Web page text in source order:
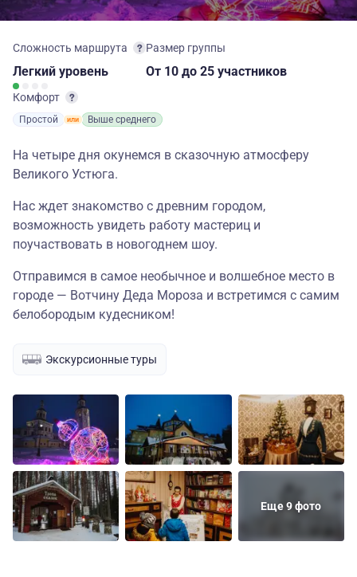
Сложность маршрута
Легкий уровень
Комфорт
Простой Выше среднего
Размер группы
От 10 до 25 участников
На четыре дня окунемся в сказочную атмосферу
Великого Устюга.
Нас ждет знакомство с древним городом,
возможность увидеть работу мастериц и
поучаствовать в новогоднем шоу.
Отправимся в самое необычное и волшебное место в
городе — Вотчину Деда Мороза и встретимся с самим
белобородым кудесником!
Экскурсионные туры
Еще 9 фото